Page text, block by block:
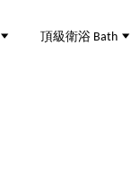
頂級衛浴 Bath